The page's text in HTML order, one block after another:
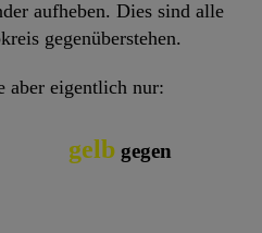
aufheben. Dies sind alle
gegenüberstehen.
aber eigentlich nur:
gegen